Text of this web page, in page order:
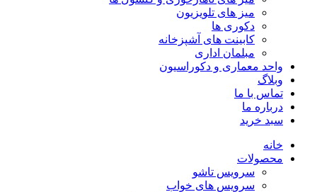
میز های تلویزیون
دکوری ها
کابینت های آشپزخانه
مبلمان اداری
واحد معماری و دکوراسیون
وبلاگ
تماس با ما
درباره ما
سبد خرید
خانه
محصولات
سرویس تاشو
سرویس های خواب